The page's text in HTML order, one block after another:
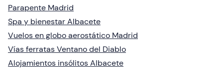
Parapente Madrid
Spa y bienestar Albacete
Vuelos en globo aerostático Madrid
Vías ferratas Ventano del Diablo
Alojamientos insólitos Albacete